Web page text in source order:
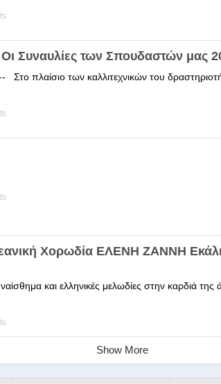
Συναυλίες των Σπουδαστών μας
πλαίσιο των καλλιτεχνικών του
Χορωδία ΕΛΕΝΗ ΖΑΝΝΗ
και ελληνικές μελωδίες στην καρδιά της
Show More